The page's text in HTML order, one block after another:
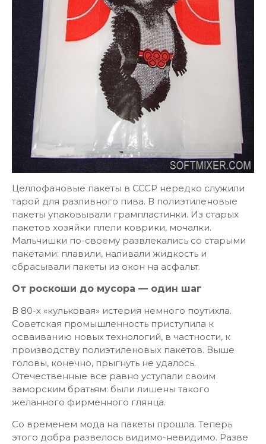
Целлофановые пакеты в СССР нередко служили
тарой для разливного пива. В полиэтиленовые
пакеты упаковывали грампластинки. Из старых
пакетов хозяйки плели коврики, мочалки.
Мальчишки по-своему развлекались со старыми
пакетами: плавили, наливали жидкость и
сбрасывали пакеты из окон на асфальт.
От роскоши до мусора — один шаг
В 80-х «кульковая» истерия немного поутихла.
Советская промышленность приступила к
осваиванию новых технологий, в частности, к
производству полиэтиленовых пакетов. Выше
головы, конечно, прыгнуть не удалось.
Отечественные все равно уступали своим
заморским братьям: были лишены такого
желанного фирменного глянца.
Со временем мода на пакеты прошла. Теперь
этого добра развелось видимо-невидимо. Разве